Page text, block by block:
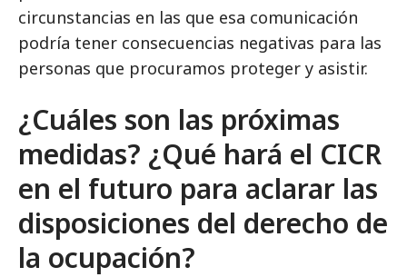
circunstancias en las que esa comunicación
podría tener consecuencias negativas para las
personas que procuramos proteger y asistir.
¿Cuáles son las próximas
medidas? ¿Qué hará el CICR
en el futuro para aclarar las
disposiciones del derecho de
la ocupación?